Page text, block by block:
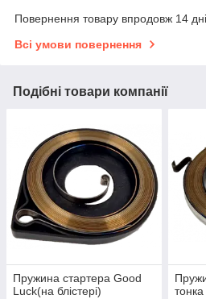
Повернення товару впродовж 14
Всі умови повернення
Подібні товари компанії
Пружина стартера Good
Luck(на блістері)